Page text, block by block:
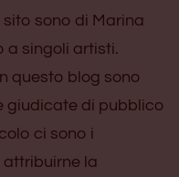
sono di Marina
a singoli artisti.
questo blog sono
giudicate di pubblico
ci sono i
la